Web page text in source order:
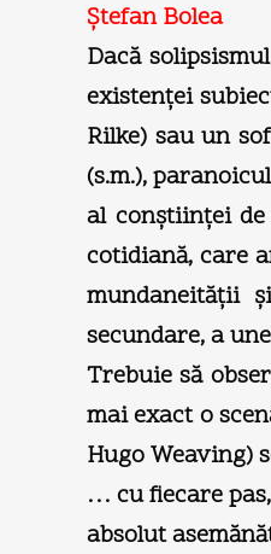
Ştefan Bolea
Dacă
existenţei
Rilke) sau un
(s.m.),
al conştiinţei
cotidiană, care
mundaneităţii
secundare, a
Trebuie să
mai exact o
Hugo Weaving)
… cu fiecare
absolut